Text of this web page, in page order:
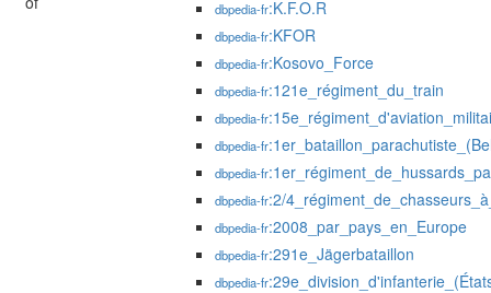
dbpedia-fr:K.F.O.R
dbpedia-fr:KFOR
dbpedia-fr:Kosovo_Force
dbpedia-fr:121e_régiment_du_train
dbpedia-fr
dbpedia-fr
dbpedia-fr
dbpedia-fr:2/
dbpedia-fr:2008_par_pays_en_Europe
dbpedia-fr:291e_Jägerbataillon
dbpedia-fr